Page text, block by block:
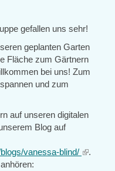
gefallen uns sehr!
geplanten Garten
Fläche zum Gärtnern
bei uns! Zum
und zum
auf unseren digitalen
Blog auf
vanessa-blind/ (link
.